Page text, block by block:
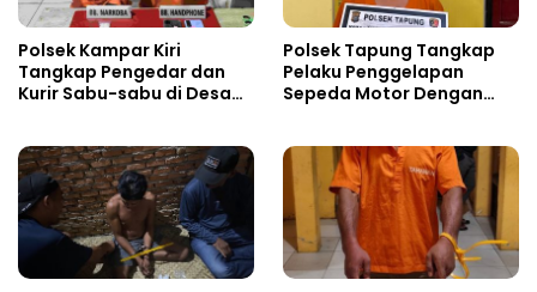
Polsek Kampar Kiri
Tangkap Pengedar dan
Kurir Sabu-sabu di Desa
Polsek Tapung Tangkap
Pelaku Penggelapan
Sepeda Motor Dengan